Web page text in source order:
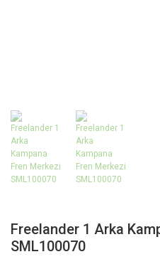
Freelander 1 Arka
SML100070